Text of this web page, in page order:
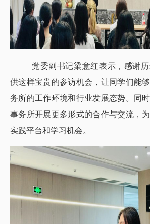
党委副书记梁意红表示，感谢
供这样宝贵的参访机会，让同学们能
务所的工作环境和行业发展态势。同
事务所开展更多形式的合作与交流，
实践平台和学习机会。